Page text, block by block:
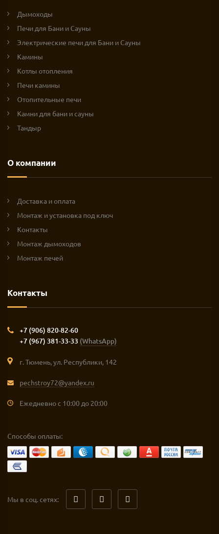
Дымоходы
Печи для Бани и Сауны
Электрические печи для Бани и Сауны
Камины
Котлы отопления
Печи камины
Отопительные печи
Камни для бани и сауны
Тандыр
О компании
Доставка и оплата
Монтаж и установка под ключ
Контакты
Монтаж дымоходов
Монтаж печей
Контакты
+7 (906) 820-82-60
+7 (967) 381-33-33 (WhatsApp)
г. Тюмень, ул. Республики, 142
pechstroy72@yandex.ru
Ежедневно с 10:00 до 20:00
Способы оплаты:
Мы в соц. сетях: